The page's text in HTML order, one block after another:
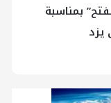
بمناسبة